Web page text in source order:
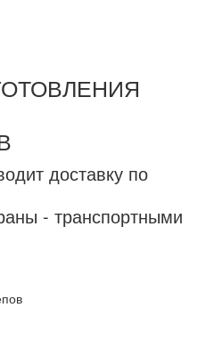
доставку по
- транспортными